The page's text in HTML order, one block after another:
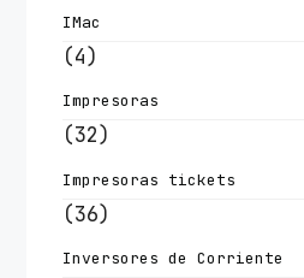
IMac
(4)
Impresoras
(32)
Impresoras tickets
(36)
Inversores de Corriente